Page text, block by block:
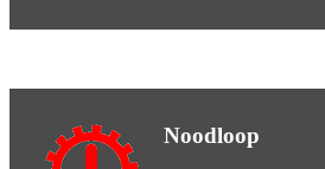
Noodloop